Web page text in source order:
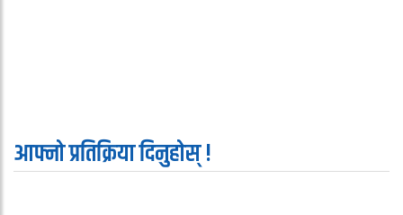
आफ्नो प्रतिक्रिया दिनुहोस् !